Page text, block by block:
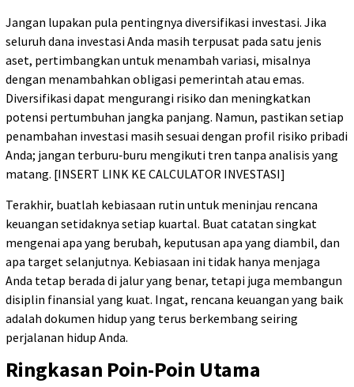
Jangan lupakan pula pentingnya diversifikasi investasi. Jika
seluruh dana investasi Anda masih terpusat pada satu jenis
aset, pertimbangkan untuk menambah variasi, misalnya
dengan menambahkan obligasi pemerintah atau emas.
Diversifikasi dapat mengurangi risiko dan meningkatkan
potensi pertumbuhan jangka panjang. Namun, pastikan setiap
penambahan investasi masih sesuai dengan profil risiko pribadi
Anda; jangan terburu‑buru mengikuti tren tanpa analisis yang
matang. [INSERT LINK KE CALCULATOR INVESTASI]
Terakhir, buatlah kebiasaan rutin untuk meninjau rencana
keuangan setidaknya setiap kuartal. Buat catatan singkat
mengenai apa yang berubah, keputusan apa yang diambil, dan
apa target selanjutnya. Kebiasaan ini tidak hanya menjaga
Anda tetap berada di jalur yang benar, tetapi juga membangun
disiplin finansial yang kuat. Ingat, rencana keuangan yang baik
adalah dokumen hidup yang terus berkembang seiring
perjalanan hidup Anda.
Ringkasan Poin-Poin Utama